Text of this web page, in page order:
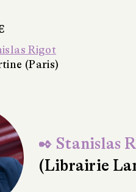
Rigot
(Paris)
✒ Stanislas
(Librairie